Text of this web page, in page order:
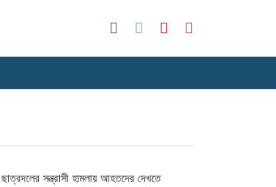
সন্ত্রাসী হামলায় আহতদের দেখতে